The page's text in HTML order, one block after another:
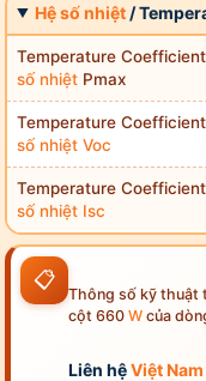
Hệ số nhiệt /
Temperature
số nhiệt Pmax
Temperature
số nhiệt Voc
Temperature
số nhiệt Isc
📋
Thông số kỹ thuật
cột 660W của
Liên hệViệt